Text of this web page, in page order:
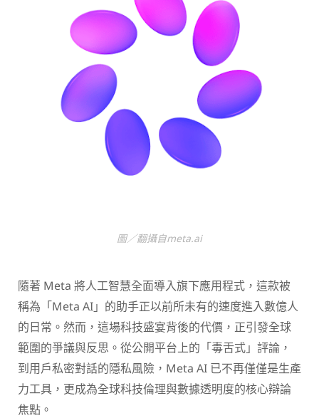
圖／翻攝自meta.ai
隨著 Meta 將人工智慧全面導入旗下應用程式，這款被
稱為「Meta AI」的助手正以前所未有的速度進入數億人
的日常。然而，這場科技盛宴背後的代價，正引發全球
範圍的爭議與反思。從公開平台上的「毒舌式」評論，
到用戶私密對話的隱私風險，Meta AI 已不再僅僅是生產
力工具，更成為全球科技倫理與數據透明度的核心辯論
焦點。